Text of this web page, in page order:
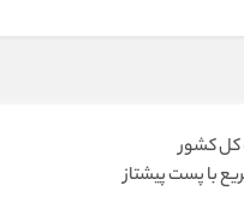
کل کشور
با پست پیشتاز